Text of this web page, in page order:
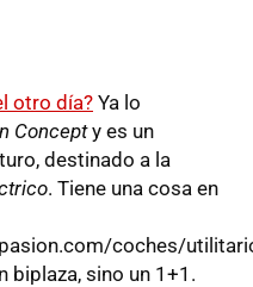
otro día? Ya lo
Concepty es un
destinado a la
. Tiene una cosa en
coches/
biplaza, sino un 1+1.